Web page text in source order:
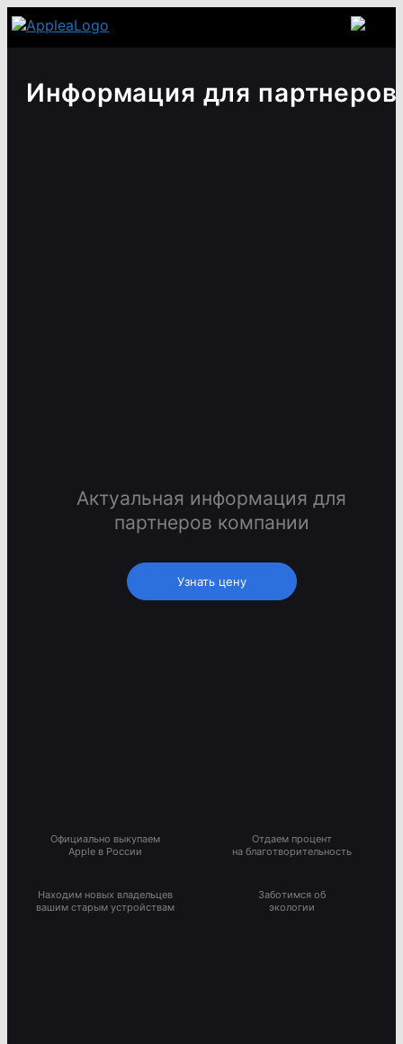
Информация для партнеров
Актуальная информация для
партнеров компании
Узнать цену
Официально выкупаем
Apple в России
Отдаем процент
на благотворительность
Находим новых владельцев
вашим старым устройствам
Заботимся об
экологии